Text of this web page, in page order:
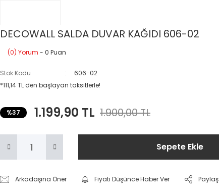
DECOWALL SALDA DUVAR KAĞIDI 606-02
(0) Yorum - 0 Puan
Stok Kodu
606-02
*111,14 TL den başlayan taksitlerle!
%37 1.199,90 TL 1.900,00 TL
Sepete Ekle
Arkadaşına Öner Fiyatı Düşünce Haber Ver Paylaş